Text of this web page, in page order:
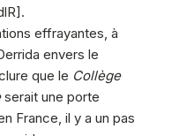
effrayantes, à
envers le
que le Collège
serait une porte
France, il y a un pas